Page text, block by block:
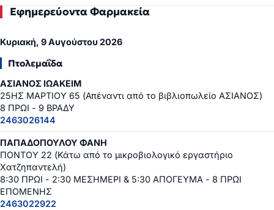
Εφημερεύοντα Φαρμακεία
Κυριακή, 9 Αυγούστου 2026
Πτολεμαΐδα
ΑΣΙΑΝΟΣ ΙΩΑΚΕΙΜ
25ΗΣ ΜΑΡΤΙΟΥ 65 (Απέναντι από το βιβλιοπωλείο ΑΣΙΑΝΟΣ)
8 ΠΡΩΙ - 9 ΒΡΑΔΥ
2463026144
ΠΑΠΑΔΟΠΟΥΛΟΥ ΦΑΝΗ
ΠΟΝΤΟΥ 22 (Κάτω από το μικροβιολογικό εργαστήριο
Χατζηπαντελή)
8:30 ΠΡΩΙ - 2:30 ΜΕΣΗΜΕΡΙ & 5:30 ΑΠΟΓΕΥΜΑ - 8 ΠΡΩΙ
ΕΠΟΜΕΝΗΣ
2463022922